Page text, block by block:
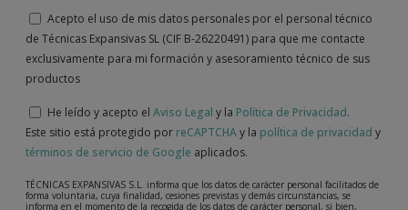
Acepto el uso de mis datos personales por el personal técnico
de Técnicas Expansivas SL (CIF B-26220491) para que me contacte
exclusivamente para mi formación y asesoramiento técnico de sus
productos
He leído y acepto el Aviso Legal y la Política de Privacidad.
Este sitio está protegido por reCAPTCHAy la política de privacidad y
términos de servicio de Google aplicados.
TÉCNICAS EXPANSIVAS S.L. informa que los datos de carácter personal facilitados de
forma voluntaria, cuya finalidad, cesiones previstas y demás circunstancias, se
informa en el momento de la recogida de los datos de carácter personal, si bien,